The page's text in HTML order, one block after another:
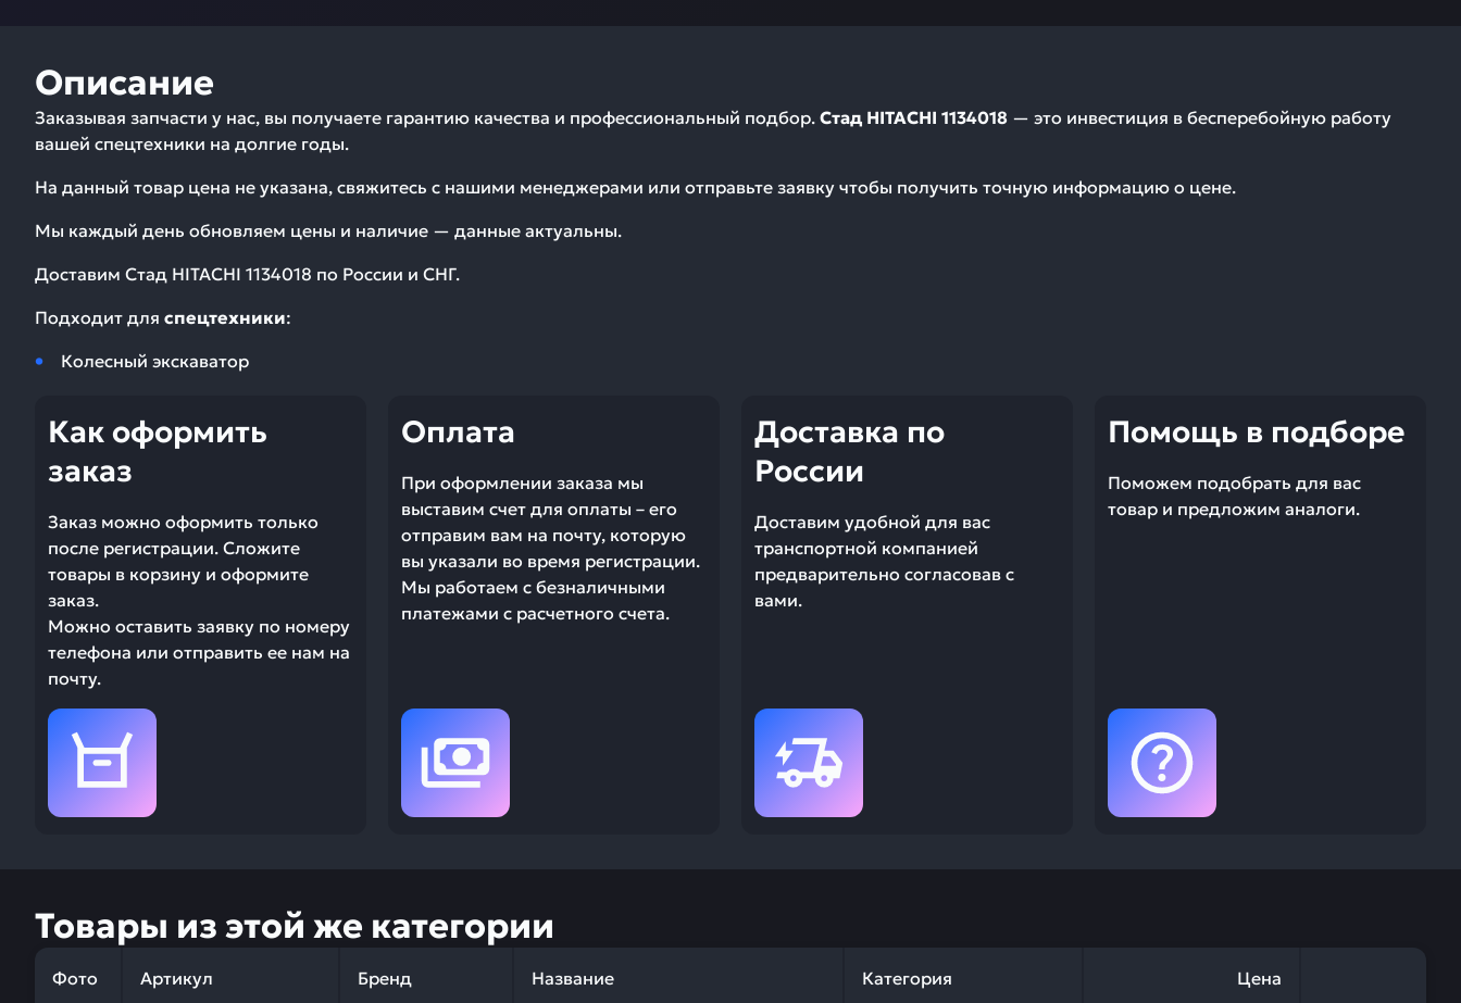
Описание
Заказывая запчасти у нас, вы получаете гарантию качества и профессиональный подбор. Стад HITACHI 1134018 — это инвестиция в бесперебойную работу
вашей спецтехники на долгие годы.
На данный товар цена не указана, свяжитесь с нашими менеджерами или отправьте заявку чтобы получить точную информацию о цене.
Мы каждый день обновляем цены и наличие — данные актуальны.
Доставим Стад HITACHI 1134018 по России и СНГ.
Подходит для спецтехники:
Колесный экскаватор
Как оформить
заказ
Заказ можно оформить только
после регистрации. Сложите
товары в корзину и оформите
заказ.
Можно оставить заявку по номеру
телефона или отправить ее нам на
почту.
Оплата
При оформлении заказа мы
выставим счет для оплаты – его
отправим вам на почту, которую
вы указали во время регистрации.
Мы работаем с безналичными
платежами с расчетного счета.
Доставка по
России
Доставим удобной для вас
транспортной компанией
предварительно согласовав с
вами.
Помощь в подборе
Поможем подобрать для вас
товар и предложим аналоги.
Товары из этой же категории
Фото Артикул Бренд Название Категория Цена